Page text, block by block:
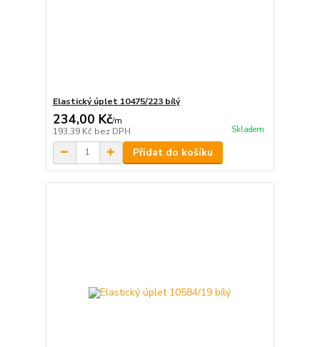
Elastický úplet 10475/223 bílý
234,00 Kč/m
193,39 Kč bez DPH Skladem
Přidat do košíku